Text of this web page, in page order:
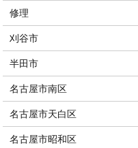
修理
刈谷市
半田市
名古屋市南区
名古屋市天白区
名古屋市昭和区